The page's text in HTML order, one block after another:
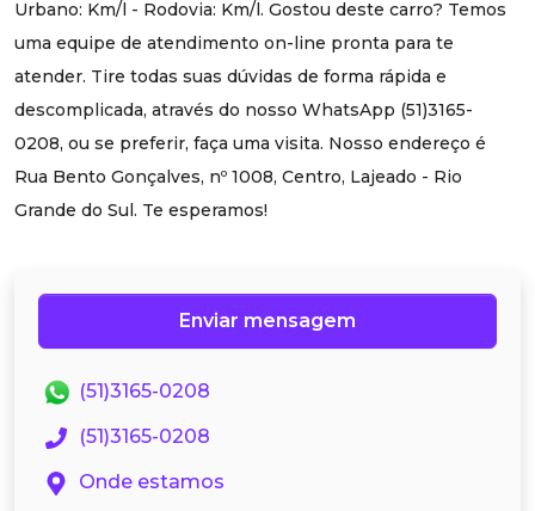
Urbano: Km/l - Rodovia: Km/l. Gostou deste carro? Temos
uma equipe de atendimento on-line pronta para te
atender. Tire todas suas dúvidas de forma rápida e
descomplicada, através do nosso WhatsApp (51)3165-
0208, ou se preferir, faça uma visita. Nosso endereço é
Rua Bento Gonçalves, nº 1008, Centro, Lajeado - Rio
Grande do Sul. Te esperamos!
Enviar mensagem
(51)3165-0208
(51)3165-0208
Onde estamos